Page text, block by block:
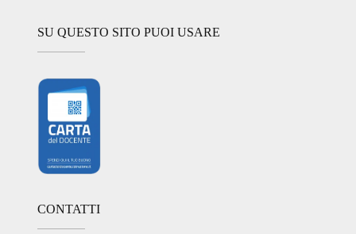
SU QUESTO SITO PUOI USARE
CONTATTI